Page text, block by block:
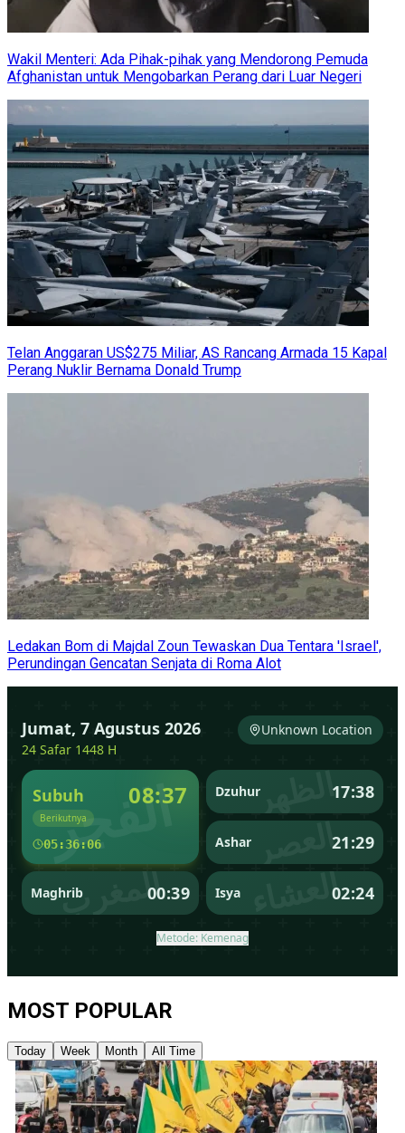
Wakil Menteri: Ada Pihak-pihak yang Mendorong Pemuda
Afghanistan untuk Mengobarkan Perang dari Luar Negeri
Telan Anggaran US$275 Miliar, AS Rancang Armada 15 Kapal
Perang Nuklir Bernama Donald Trump
Ledakan Bom di Majdal Zoun Tewaskan Dua Tentara 'Israel',
Perundingan Gencatan Senjata di Roma Alot
MOST POPULAR
Today Week Month All Time